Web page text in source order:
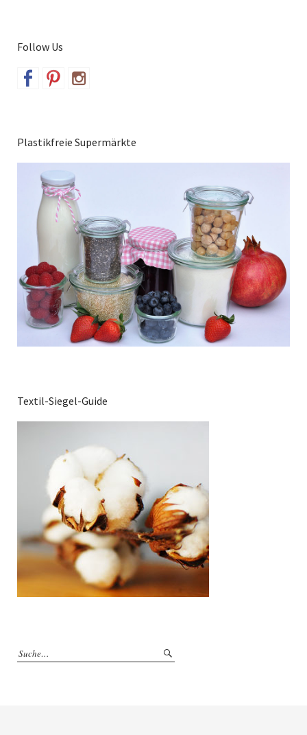
Follow Us
Plastikfreie Supermärkte
Textil-Siegel-Guide